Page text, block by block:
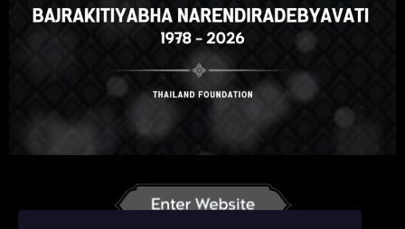
English ภาษาไทย
Korean Japanese
Vietnamese
ພາສາລາວ